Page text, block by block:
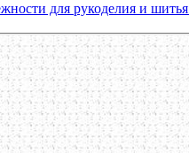
для рукоделия и шитья